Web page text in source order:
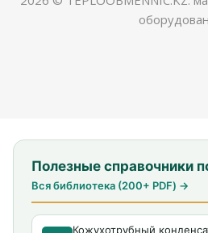
Полезные справочники
Вся библиотека (200+ PDF) →
Кожухотрубный